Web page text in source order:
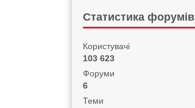
Статистика форумів
Користувачі
103 623
Форуми
6
Теми